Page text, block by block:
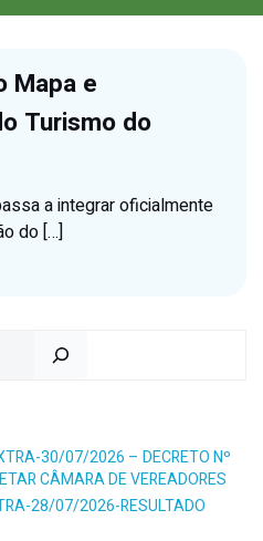
Mapa e
Turismo do
a integrar oficialmente
do […]
30/07/2026 – DECRETO Nº
CÂMARA DE VEREADORES
28/07/2026-RESULTADO